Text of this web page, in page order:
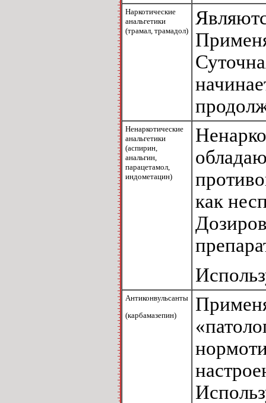
Наркотические
анальгетики
(трамал, трамадол)
Ненаркотические
анальгетики
(аспирин,
анальгин,
парацетамол,
индометацин)
как
Антиконвульсанты
(карбамазепин)